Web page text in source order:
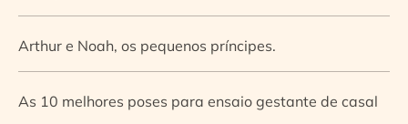
Arthur e Noah, os pequenos príncipes.
As 10 melhores poses para ensaio gestante de casal